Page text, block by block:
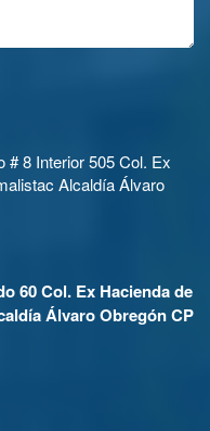
# 8 Interior 505 Col. Ex
Alcaldía Álvaro
60 Col. Ex Hacienda de
Álvaro Obregón CP